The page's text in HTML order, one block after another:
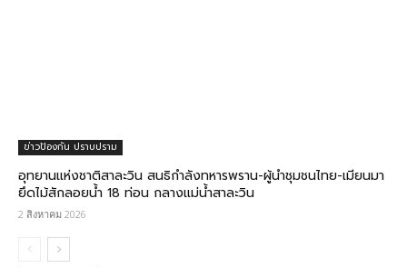
ข่าวป้องกัน ปราบปราม
อุทยานแห่งชาติสาละวิน สนธิกำลังทหารพราน-ผู้นำชุมชนไทย-เมียนมา
ยึดไม้สักลอยน้ำ 18 ท่อน กลางแม่น้ำสาละวิน
2 สิงหาคม 2026